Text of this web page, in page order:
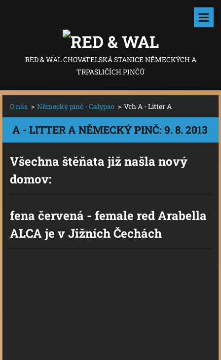
RED & WAL CHOVATELSKÁ STANICE NĚMECKÝCH A
TRPASLIČÍCH PINČŮ
O nás > Německý pinč - Calypso > Vrh A - Litter A
A - LITTER A NĚMECKÝ PINČ: 9. 8. 2013
Všechna štěňata již našla nový
domov:
fena červená - female red Arabella
ALCA je v Jižních Čechách